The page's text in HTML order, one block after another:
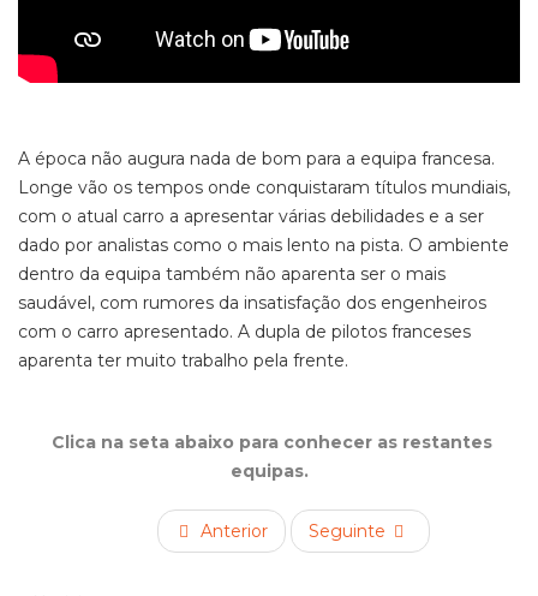
A época não augura nada de bom para a equipa francesa.
Longe vão os tempos onde conquistaram títulos mundiais,
com o atual carro a apresentar várias debilidades e a ser
dado por analistas como o mais lento na pista. O ambiente
dentro da equipa também não aparenta ser o mais
saudável, com rumores da insatisfação dos engenheiros
com o carro apresentado. A dupla de pilotos franceses
aparenta ter muito trabalho pela frente.
Clica na seta abaixo para conhecer as restantes
equipas.
Anterior Seguinte